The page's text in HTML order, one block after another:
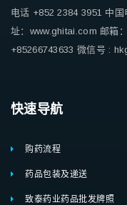
电话 +852 2384 3951 中国
址：www.ghitai.com 邮箱
+85266743633 微信号 :
快速导航
购药流程
药品包装及递送
致泰药业药品批发牌照